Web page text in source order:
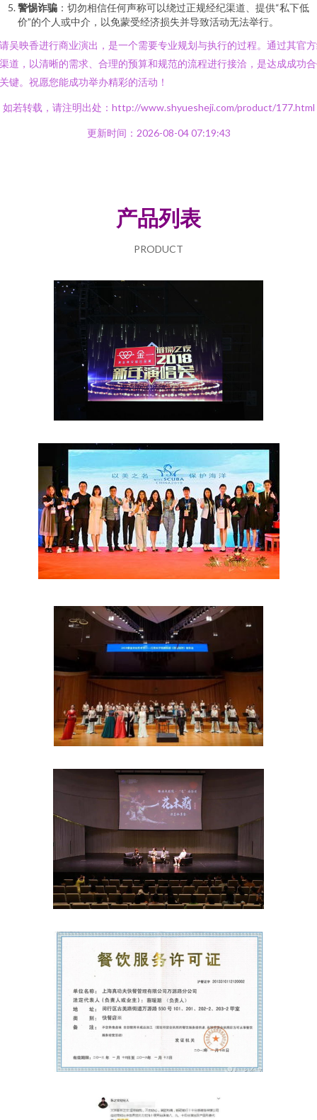
警惕诈骗 ：切勿相信任何声称可以绕过正规经纪渠道、提供“私下低
价”的个人或中介，以免蒙受经济损失并导致活动无法举行。
吴映香进行商业演出，是一个需要专业规划与执行的过程。通过其官
道，以清晰的需求、合理的预算和规范的流程进行接洽，是达成成功
键。祝愿您能成功举办精彩的活动！
如若转载，请注明出处：http://www.shyuesheji.com/product/177.html
更新时间：2026-08-04 07:19:43
产品列表
PRODUCT